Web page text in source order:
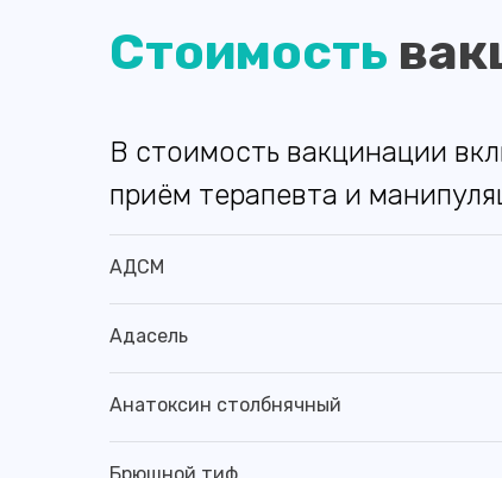
Стоимость
В стоимость вакцинации
приём терапевта и
АДСМ
Адасель
Анатоксин столбнячный